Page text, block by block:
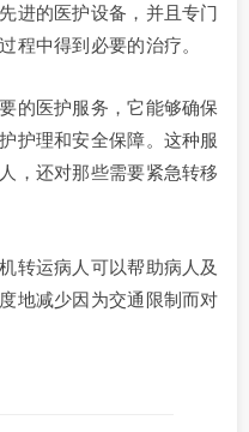
进的医护设备，并且专门
程中得到必要的治疗。
的医护服务，它能够确保
护理和安全保障。这种服
，还对那些需要紧急转移
转运病人可以帮助病人及
地减少因为交通限制而对